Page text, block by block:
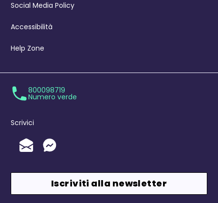
Social Media Policy
Accessibilità
Help Zone
800098719
Numero verde
Scrivici
Invia un'Email
Messenger
Iscriviti alla newsletter